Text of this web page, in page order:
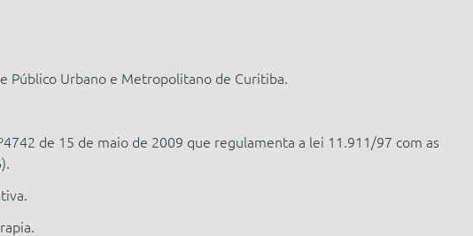
Público Urbano e Metropolitano de Curitiba.
de 15 de maio de 2009 que regulamenta a lei 11.911/97 com as